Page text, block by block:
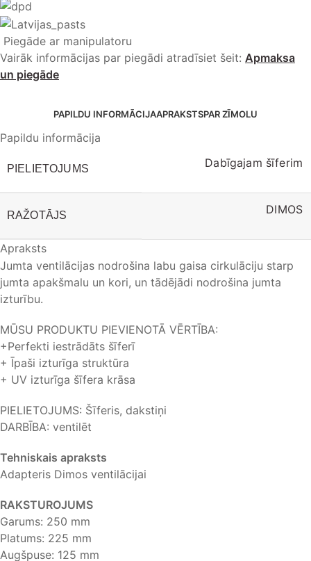
Piegāde ar manipulatoru
Vairāk informācijas par piegādi atradīsiet šeit: Apmaksa
un piegāde
PAPILDU INFORMĀCIJAAPRAKSTSPAR ZĪMOLU
Papildu informācija
PIELIETOJUMS Dabīgajam šīferim
RAŽOTĀJS DIMOS
Apraksts
Jumta ventilācijas nodrošina labu gaisa cirkulāciju starp
jumta apakšmalu un kori, un tādējādi nodrošina jumta
izturību.
MŪSU PRODUKTU PIEVIENOTĀ VĒRTĪBA:
+Perfekti iestrādāts šīferī
+ Īpaši izturīga struktūra
+ UV izturīga šīfera krāsa
PIELIETOJUMS: Šīferis, dakstiņi
DARBĪBA: ventilēt
Tehniskais apraksts
Adapteris Dimos ventilācijai
RAKSTUROJUMS
Garums: 250 mm
Platums: 225 mm
Augšpuse: 125 mm